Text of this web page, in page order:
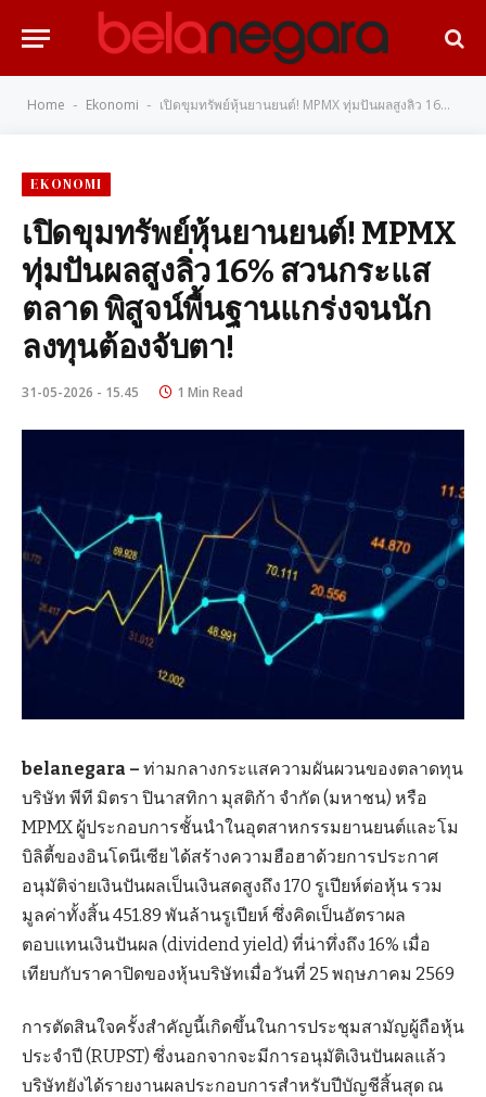
Home - Ekonomi - เปิดขุมทรัพย์หุ้นยานยนต์! MPMX ทุ่มปันผลสูงลิ่ว 16% สวนกระแสตลาด พิสูจน์พื้นฐานแกร่งจนนักลงทุนต้องจับตา!
EKONOMI
เปิดขุมทรัพย์หุ้นยานยนต์! MPMX
ทุ่มปันผลสูงลิ่ว 16% สวนกระแส
ตลาด พิสูจน์พื้นฐานแกร่งจนนัก
ลงทุนต้องจับตา!
31-05-2026 - 15.45 1 Min Read
belanegara – ท่ามกลางกระแสความผันผวนของตลาดทุน
บริษัท พีที มิตรา ปินาสทิกา มุสติก้า จำกัด (มหาชน) หรือ
MPMX ผู้ประกอบการชั้นนำในอุตสาหกรรมยานยนต์และโม
บิลิตี้ของอินโดนีเซีย ได้สร้างความฮือฮาด้วยการประกาศ
อนุมัติจ่ายเงินปันผลเป็นเงินสดสูงถึง 170 รูเปียห์ต่อหุ้น รวม
มูลค่าทั้งสิ้น 451.89 พันล้านรูเปียห์ ซึ่งคิดเป็นอัตราผล
ตอบแทนเงินปันผล (dividend yield) ที่น่าทึ่งถึง 16% เมื่อ
เทียบกับราคาปิดของหุ้นบริษัทเมื่อวันที่ 25 พฤษภาคม 2569
การตัดสินใจครั้งสำคัญนี้เกิดขึ้นในการประชุมสามัญผู้ถือหุ้น
ประจำปี (RUPST) ซึ่งนอกจากจะมีการอนุมัติเงินปันผลแล้ว
บริษัทยังได้รายงานผลประกอบการสำหรับปีบัญชีสิ้นสุด ณ